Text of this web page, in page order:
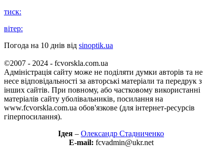
тиск:
вітер:
Погода на 10 днів від sinoptik.ua
©2007 - 2024 - fcvorskla.com.ua
Адміністрація сайту може не поділяти думки авторів та не
несе відповідальності за авторські матеріали та передрук з
інших сайтів. При повному, або частковому використанні
матеріалів сайту уболівальників, посилання на
www.fcvorskla.com.ua обов'язкове (для інтернет-ресурсів
гіперпосилання).
Ідея – Олександр Стадниченко
E-mail: fcvadmin@ukr.net